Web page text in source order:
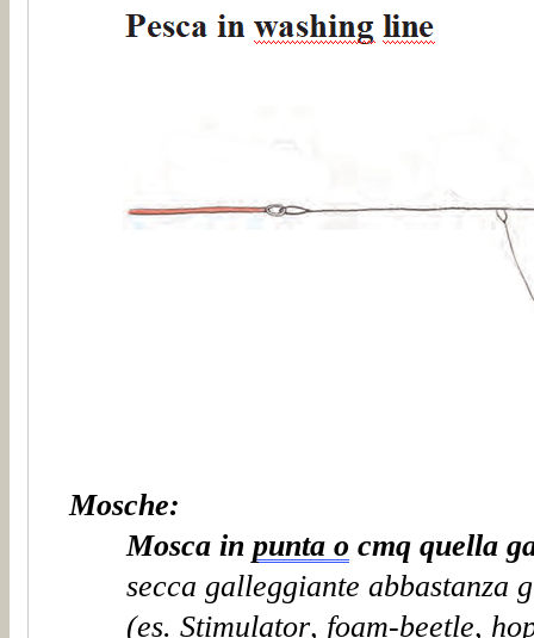
Mosche:
Mosca in punta o cmq quella
secca galleggiante abbastanza
(es. Stimulator, foam-beetle,